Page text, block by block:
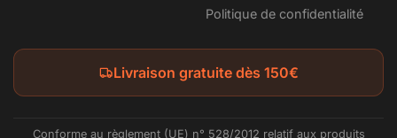
Politique de confidentialité
Livraison gratuite dès 150€
Conforme au règlement (UE) n° 528/2012 relatif aux produits